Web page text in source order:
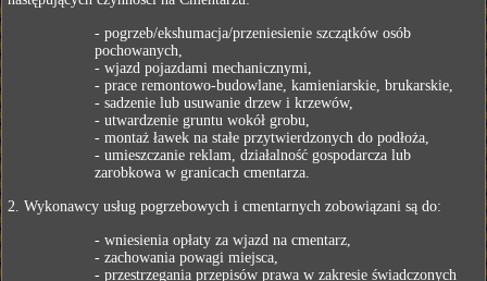
- pogrzeb/ekshumacja/przeniesienie szczątków osób
pochowanych,
- wjazd pojazdami mechanicznymi,
- prace remontowo-budowlane, kamieniarskie, brukarskie,
- sadzenie lub usuwanie drzew i krzewów,
- utwardzenie gruntu wokół grobu,
- montaż ławek na stałe przytwierdzonych do podłoża,
- umieszczanie reklam, działalność gospodarcza lub
zarobkowa w granicach cmentarza.
2. Wykonawcy usług pogrzebowych i cmentarnych zobowiązani są do:
- wniesienia opłaty za wjazd na cmentarz,
- zachowania powagi miejsca,
- przestrzegania przepisów prawa w zakresie świadczonych